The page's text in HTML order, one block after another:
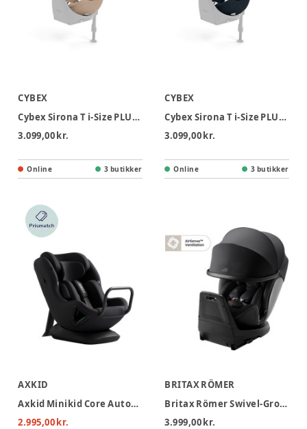
CYBEX
Cybex Sirona T i-Size PLUS Autostol - Cozy Beige
3.099,00 kr.
Online 3 butikker
CYBEX
Cybex Sirona T i-Size PLUS Autostol - Nautical Blue
3.099,00 kr.
Online 3 butikker
AXKID
Axkid Minikid Core Autostol - Coastal Storm Black
2.995,00 kr.
BRITAX RÖMER
Britax Römer Swivel-Grow Max Air Autostol - Lux - Onxy Black
3.999,00 kr.